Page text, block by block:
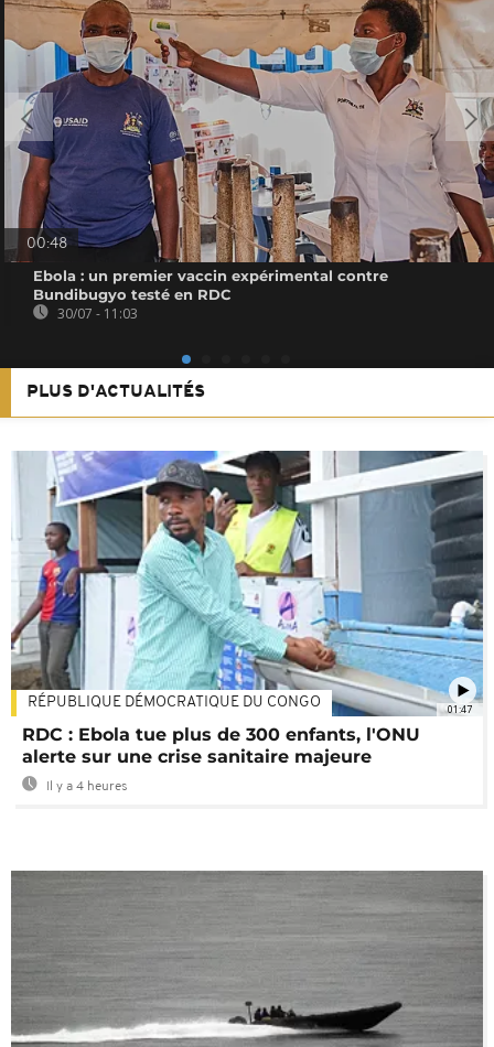
00:48
Ebola : un premier vaccin expérimental contre
Bundibugyo testé en RDC
30/07 - 11:03
PLUS D'ACTUALITÉS
01:47
RÉPUBLIQUE DÉMOCRATIQUE DU CONGO
RDC : Ebola tue plus de 300 enfants, l'ONU
alerte sur une crise sanitaire majeure
Il y a 4 heures